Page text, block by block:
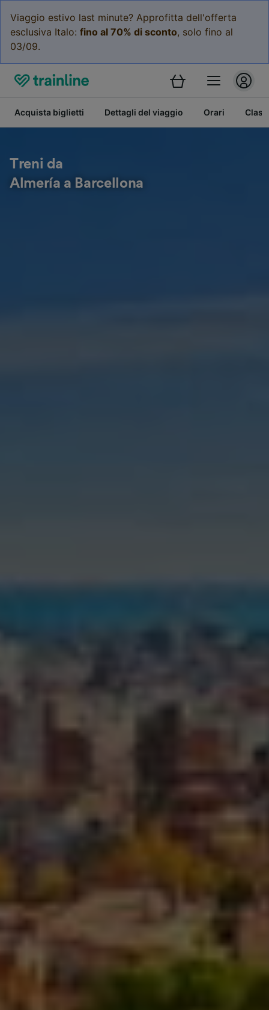
Viaggio estivo last minute? Approfitta dell'offerta
esclusiva Italo: fino al 70% di sconto, solo fino al
03/09.
Acquista biglietti Dettagli del viaggio Orari
Treni da
Almería a Barcellona